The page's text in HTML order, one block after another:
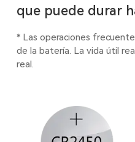
que puede durar
* Las operaciones
de la batería. La vida útil
real.